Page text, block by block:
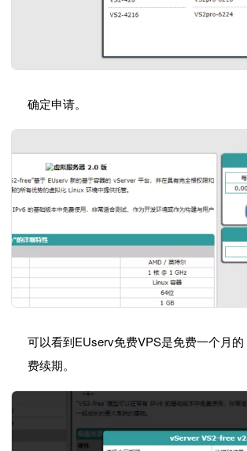
确定申请。
可以看到EUserv免费VPS是免费一个月
费续期。